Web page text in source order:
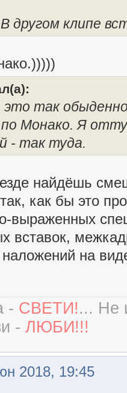
другом клипе
это так
Монако. Я
- так туда.
найдёшь
как бы это
выраженных
вставок,
на
- СВЕТИ!... Не
- ЛЮБИ!!!
2018, 19:45